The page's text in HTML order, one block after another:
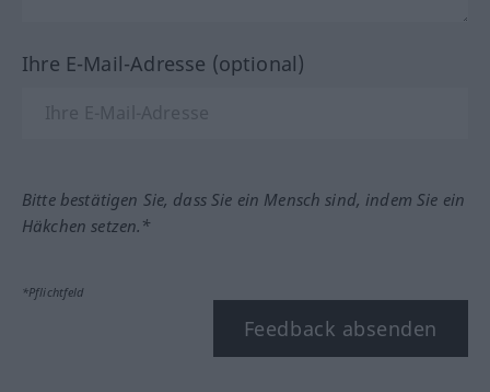
Ihre E-Mail-Adresse (optional)
Bitte bestätigen Sie, dass Sie ein Mensch sind, indem Sie ein
Häkchen setzen.*
*Pflichtfeld
Feedback absenden